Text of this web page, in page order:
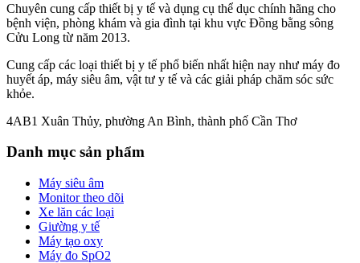
Chuyên cung cấp thiết bị y tế và dụng cụ thể dục chính hãng cho
bệnh viện, phòng khám và gia đình tại khu vực Đồng bằng sông
Cửu Long từ năm 2013.
Cung cấp các loại thiết bị y tế phổ biến nhất hiện nay như máy đo
huyết áp, máy siêu âm, vật tư y tế và các giải pháp chăm sóc sức
khỏe.
4AB1 Xuân Thủy, phường An Bình, thành phố Cần Thơ
Danh mục sản phẩm
Máy siêu âm
Monitor theo dõi
Xe lăn các loại
Giường y tế
Máy tạo oxy
Máy đo SpO2